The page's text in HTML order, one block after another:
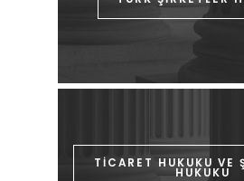
TİCARET HUKUKU VE
HUKUKU